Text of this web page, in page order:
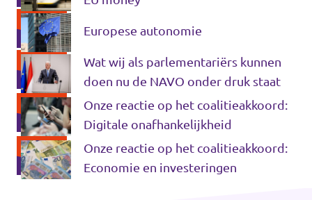
Werken bij Volt
Contact
Sprekersaanvraag
Volt There - Buitenlandstichting Volt
Charge - Wetenschappelijk Platform Volt
Europese autonomie
Wat wij als parlementariërs kunnen
doen nu de NAVO onder druk staat
Onze reactie op het coalitieakkoord:
Digitale onafhankelijkheid
Onze reactie op het coalitieakkoord:
Economie en investeringen